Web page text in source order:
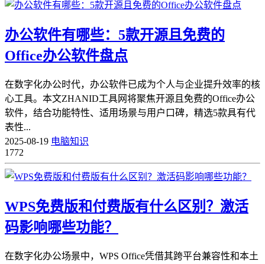
办公软件有哪些：5款开源且免费的
Office办公软件盘点
在数字化办公时代，办公软件已成为个人与企业提升效率的核
心工具。本文ZHANID工具网将聚焦开源且免费的Office办公
软件，结合功能特性、适用场景与用户口碑，精选5款具有代
表性...
2025-08-19 电脑知识
1772
WPS免费版和付费版有什么区别？激活
码影响哪些功能？
在数字化办公场景中，WPS Office凭借其跨平台兼容性和本土